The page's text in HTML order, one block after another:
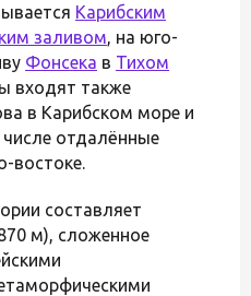
Карибским
заливом, на юго-
Фонсека в Тихом
входят также
в Карибском море и
отдалённые
востоке.
составляет
м), сложенное